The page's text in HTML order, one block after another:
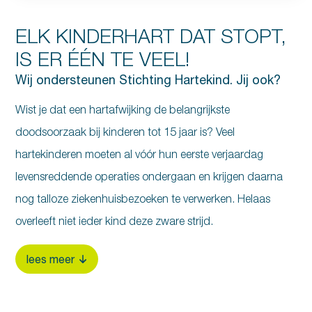
ELK KINDERHART DAT STOPT,
IS ER ÉÉN TE VEEL!
Wij ondersteunen Stichting Hartekind. Jij ook?
Wist je dat een hartafwijking de belangrijkste
doodsoorzaak bij kinderen tot 15 jaar is? Veel
hartekinderen moeten al vóór hun eerste verjaardag
levensreddende operaties ondergaan en krijgen daarna
nog talloze ziekenhuisbezoeken te verwerken. Helaas
overleeft niet ieder kind deze zware strijd.
Stichting Hartekind zet zich in om levensbelangrijk
lees meer